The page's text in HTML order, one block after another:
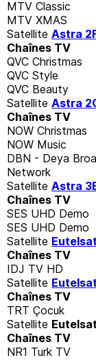
MTV Classic
MTV XMAS
Satellite Astra
Chaînes TV
QVC Christmas
QVC Style
QVC Beauty
Satellite Astra
Chaînes TV
NOW Christmas
NOW Music
DBN - Deya
Network
Satellite Astra
Chaînes TV
SES UHD Demo
SES UHD Demo
Satellite
Chaînes TV
IDJ TV HD
Satellite
Chaînes TV
TRT Çocuk
Satellite
Chaînes TV
NR1 Turk TV